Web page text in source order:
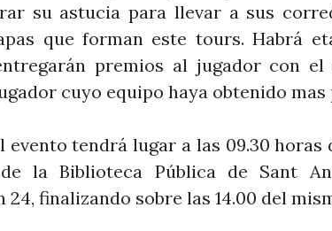
su astucia para llevar a sus
que forman este tours. Habrá
premios al jugador con
cuyo equipo haya obtenido mas
lugar a las 09.30 horas
la Biblioteca Pública de Sant
finalizando sobre las 14.00 del